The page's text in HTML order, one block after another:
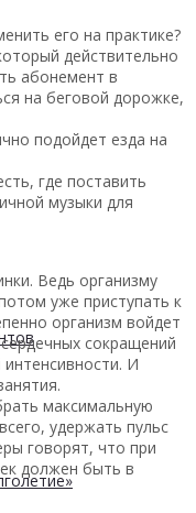
его на практике?
действительно
абонемент в
на беговой дорожке,
подойдет езда на
где поставить
музыки для
Ведь организму
уже приступать к
организм войдет
сокращений
И
максимальную
удержать пульс
говорят, что при
должен быть в